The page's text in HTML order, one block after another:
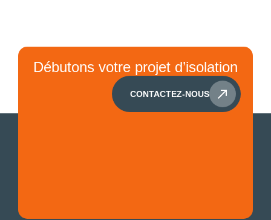
Débutons votre projet d’isolation
CONTACTEZ-NOUS